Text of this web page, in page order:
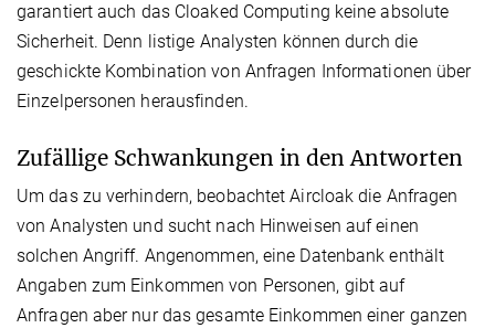
garantiert auch das Cloaked Computing keine absolute
Sicherheit. Denn listige Analysten können durch die
geschickte Kombination von Anfragen Informationen über
Einzelpersonen herausfinden.
Zufällige Schwankungen in den Antworten
Um das zu verhindern, beobachtet Aircloak die Anfragen
von Analysten und sucht nach Hinweisen auf einen
solchen Angriff. Angenommen, eine Datenbank enthält
Angaben zum Einkommen von Personen, gibt auf
Anfragen aber nur das gesamte Einkommen einer ganzen